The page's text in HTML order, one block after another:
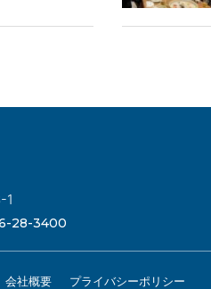
1
28-3400
会社概要 プライバシーポリシー